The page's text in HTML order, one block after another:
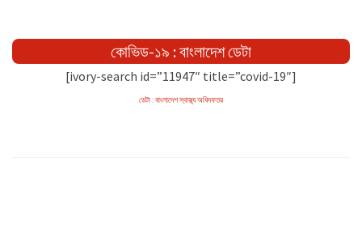
কোভিড-১৯ : বাংলাদেশ ডেটা
[ivory-search id=”11947″ title=”covid-19″]
ডেটা : বাংলাদেশ স্বাস্থ্য অধিদফতর